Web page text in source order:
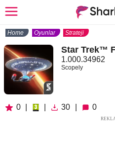
Home Oyunlar Strateji
Star Trek™
1.000.34962
Scopely
0 30 0